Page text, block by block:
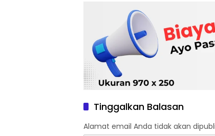
Tinggalkan Balasan
Alamat email Anda tidak akan